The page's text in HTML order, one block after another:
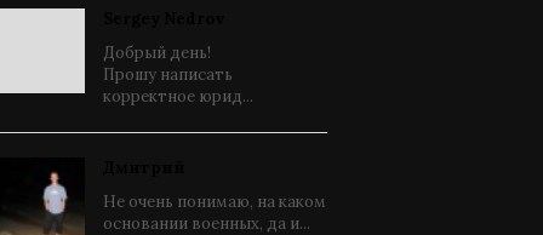
Добрый день!
Прошу написать
корректное юрид...
Не очень понимаю, на каком
основании военных, да и...